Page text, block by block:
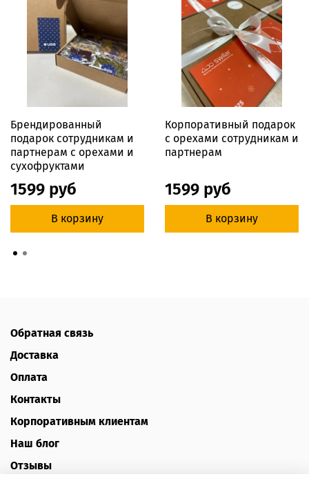
Брендированный
подарок сотрудникам и
партнерам с орехами и
сухофруктами
1599 руб
В корзину
Корпоративный подарок
с орехами сотрудникам и
партнерам
1599 руб
В корзину
Обратная связь
Доставка
Оплата
Контакты
Корпоративным клиентам
Наш блог
Отзывы